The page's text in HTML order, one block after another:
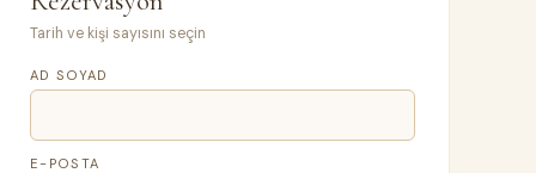
Tarih ve kişi sayısını seçin
AD SOYAD
E-POSTA